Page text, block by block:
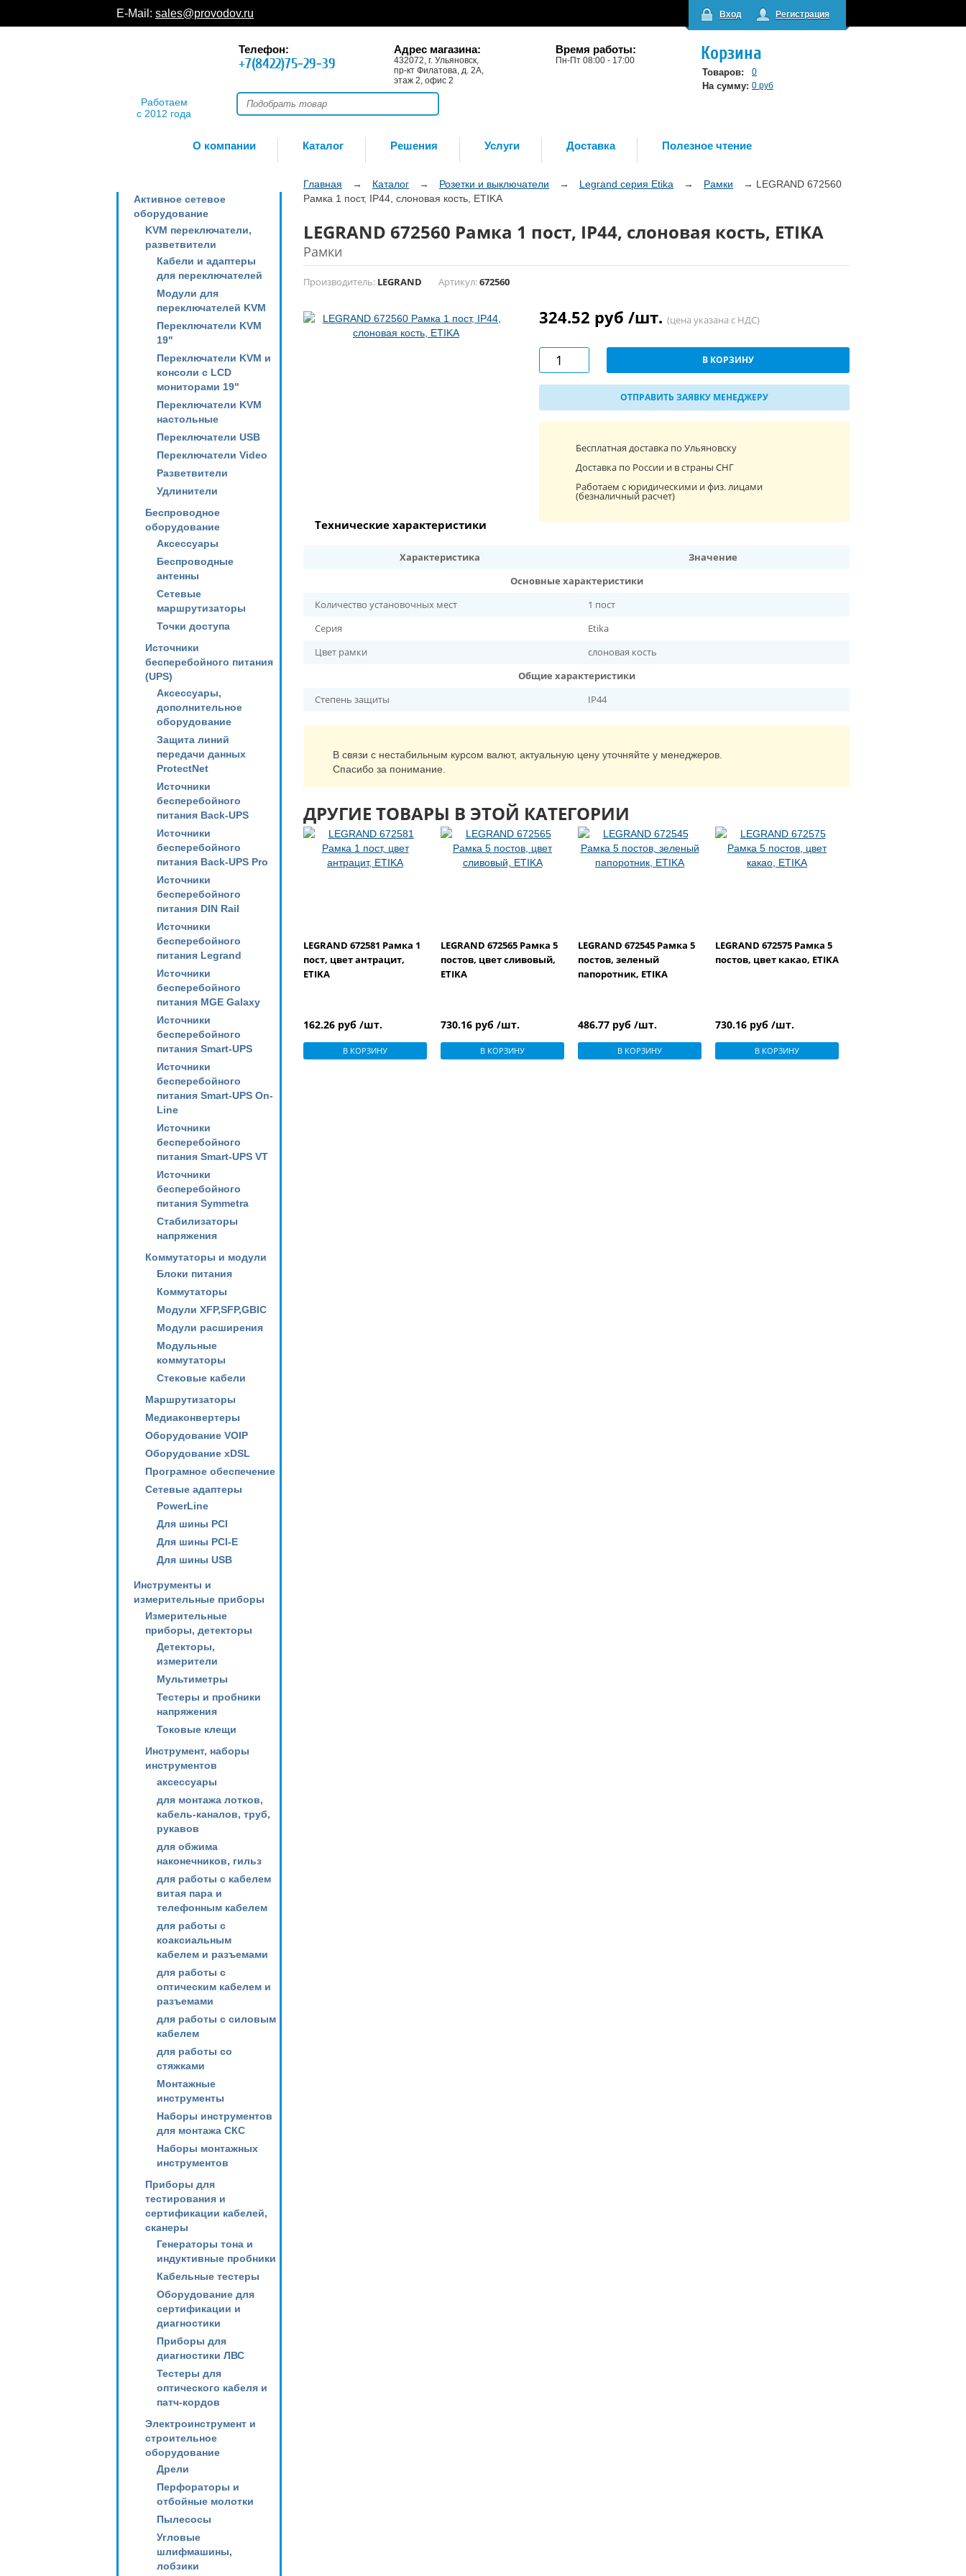
E-Mail: sales@provodov.ru Вход Регистрация
Работаем
с 2012 года
Телефон:
+7(8422)75-29-39
Адрес магазина:
432072, г. Ульяновск,
пр-кт Филатова, д. 2А,
этаж 2, офис 2
Время работы:
Пн-Пт 08:00 - 17:00 Корзина
Товаров: 0
На сумму: 0 руб
О компании Каталог Решения Услуги Доставка Полезное чтение
Активное сетевое
оборудование
KVM переключатели,
разветвители
Кабели и адаптеры
для переключателей
Модули для
переключателей KVM
Переключатели KVM
19"
Переключатели KVM и
консоли с LCD
мониторами 19"
Переключатели KVM
настольные
Переключатели USB
Переключатели Video
Разветвители
Удлинители
Беспроводное
оборудование
Аксессуары
Беспроводные
антенны
Сетевые
маршрутизаторы
Точки доступа
Источники
бесперебойного питания
(UPS)
Аксессуары,
дополнительное
оборудование
Защита линий
передачи данных
ProtectNet
Источники
бесперебойного
питания Back-UPS
Источники
бесперебойного
питания Back-UPS Pro
Источники
бесперебойного
питания DIN Rail
Источники
бесперебойного
питания Legrand
Источники
бесперебойного
питания MGE Galaxy
Источники
бесперебойного
питания Smart-UPS
Источники
бесперебойного
питания Smart-UPS On-
Line
Источники
бесперебойного
питания Smart-UPS VT
Источники
бесперебойного
питания Symmetra
Стабилизаторы
напряжения
Коммутаторы и модули
Блоки питания
Коммутаторы
Модули XFP,SFP,GBIC
Модули расширения
Модульные
коммутаторы
Стековые кабели
Маршрутизаторы
Медиаконвертеры
Оборудование VOIP
Оборудование xDSL
Програмное обеспечение
Сетевые адаптеры
PowerLine
Для шины PCI
Для шины PCI-E
Для шины USB
Инструменты и
измерительные приборы
Измерительные
приборы, детекторы
Детекторы,
измерители
Мультиметры
Тестеры и пробники
напряжения
Токовые клещи
Инструмент, наборы
инструментов
аксессуары
для монтажа лотков,
кабель-каналов, труб,
рукавов
для обжима
наконечников, гильз
для работы с кабелем
витая пара и
телефонным кабелем
для работы с
коаксиальным
кабелем и разъемами
для работы с
оптическим кабелем и
разъемами
для работы с силовым
кабелем
для работы со
стяжками
Монтажные
инструменты
Наборы инструментов
для монтажа СКС
Наборы монтажных
инструментов
Приборы для
тестирования и
сертификации кабелей,
сканеры
Генераторы тона и
индуктивные пробники
Кабельные тестеры
Оборудование для
сертификации и
диагностики
Приборы для
диагностики ЛВС
Тестеры для
оптического кабеля и
патч-кордов
Электроинструмент и
строительное
оборудование
Дрели
Перфораторы и
отбойные молотки
Пылесосы
Угловые
шлифмашины,
лобзики
Главная → Каталог → Розетки и выключатели → Legrand серия Etika → Рамки → LEGRAND 672560
Рамка 1 пост, IP44, слоновая кость, ETIKA
LEGRAND 672560 Рамка 1 пост, IP44, слоновая кость, ETIKA
Рамки
Производитель: LEGRAND Артикул:672560
324.52 руб /шт. (цена указана с НДС)
В КОРЗИНУ
ОТПРАВИТЬ ЗАЯВКУ МЕНЕДЖЕРУ
Бесплатная доставка по Ульяновску
Доставка по России и в страны СНГ
Работаем с юридическими и физ. лицами
(безналичный расчет)
Технические характеристики
Характеристика
Значение
Основные характеристики
Количество установочных мест
1 пост
Серия
Etika
Цвет рамки
слоновая кость
Общие характеристики
Степень защиты
IP44
В связи с нестабильным курсом валют, актуальную цену уточняйте у менеджеров.
Спасибо за понимание.
ДРУГИЕ ТОВАРЫ В ЭТОЙ КАТЕГОРИИ
LEGRAND 672581 Рамка 1
пост, цвет антрацит,
ETIKA
162.26 руб /шт.
В КОРЗИНУ
LEGRAND 672565 Рамка 5
постов, цвет сливовый,
ETIKA
730.16 руб /шт.
В КОРЗИНУ
LEGRAND 672545 Рамка 5
постов, зеленый
папоротник, ETIKA
486.77 руб /шт.
В КОРЗИНУ
LEGRAND 672575 Рамка 5
постов, цвет какао, ETIKA
730.16 руб /шт.
В КОРЗИНУ